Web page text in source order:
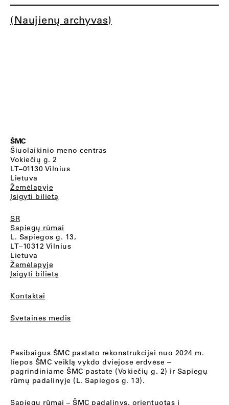
(Naujienų archyvas)
ŠMC
Šiuolaikinio meno centras
Vokiečių g. 2
LT–01130 Vilnius
Lietuva
Žemėlapyje
Įsigyti bilietą
SR
Sapiegų rūmai
L. Sapiegos g. 13,
LT–10312 Vilnius
Lietuva
Žemėlapyje
Įsigyti bilietą
Kontaktai
Svetainės medis
Pasibaigus ŠMC pastato rekonstrukcijai nuo 2024 m.
liepos ŠMC veiklą vykdo dviejose erdvėse –
pagrindiniame ŠMC pastate (Vokiečių g. 2) ir Sapiegų
rūmų padalinyje (L. Sapiegos g. 13).
Sapiegų rūmai – ŠMC padalinys, orientuotas į